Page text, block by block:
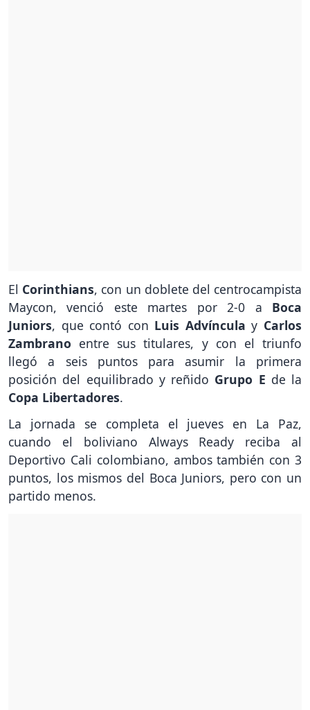
El Corinthians, con un doblete del centrocampista
Maycon, venció este martes por 2-0 a Boca
Juniors, que contó con Luis Advíncula y Carlos
Zambrano entre sus titulares, y con el triunfo
llegó a seis puntos para asumir la primera
posición del equilibrado y reñido Grupo E de la
Copa Libertadores.
La jornada se completa el jueves en La Paz,
cuando el boliviano Always Ready reciba al
Deportivo Cali colombiano, ambos también con 3
puntos, los mismos del Boca Juniors, pero con un
partido menos.